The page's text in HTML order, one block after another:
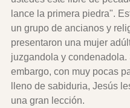
lance la primera piedra".
un grupo de ancianos y
presentaron una mujer
juzgandola y condenadola.
embargo, con muy pocas
lleno de sabiduria, Jesús
una gran lección.